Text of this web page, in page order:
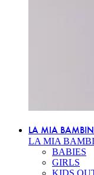
LA MIA
LA MIA
BABIES
GIRLS
KIDS